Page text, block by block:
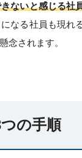
ないと感じる社
なる社員も現
念されます。
の手順